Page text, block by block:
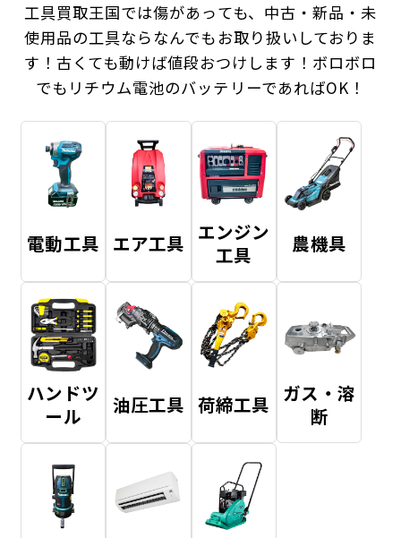
工具買取王国では傷があっても、中古・新品・未
使用品の工具ならなんでもお取り扱いしておりま
す！ 古くても動けば値段おつけします！ボロボロ
でもリチウム電池のバッテリーであればOK！
電動工具 エア工具 エンジン
工具
農機具
ハンドツ
ール
油圧工具 荷締工具 ガス・溶
断